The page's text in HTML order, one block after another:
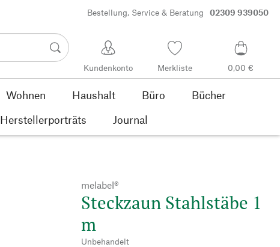
Bestellung, Service & Beratung 02309 939050
Kundenkonto Merkliste 0,00 €
Wohnen Haushalt Büro
Bücher
Herstellerporträts Journal
melabel®
Steckzaun Stahlstäbe 1
m
Unbehandelt